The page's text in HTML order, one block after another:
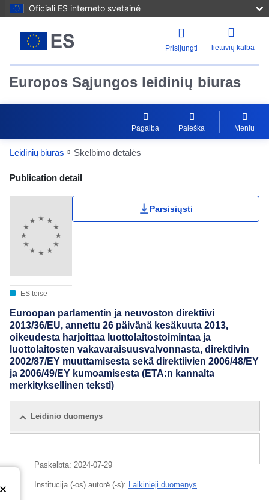
Oficiali ES interneto svetainė
Prisijungti lietuvių kalba
Europos Sąjungos leidinių biuras
Pagalba Paieška Meniu
Leidinių biuras Skelbimo detalės
Publication Detail Actions Portlet
Publication detail
ES teisė
Parsisiųsti
Euroopan parlamentin ja neuvoston direktiivi
2013/36/EU, annettu 26 päivänä kesäkuuta 2013,
oikeudesta harjoittaa luottolaitostoimintaa ja
luottolaitosten vakavaraisuusvalvonnasta, direktiivin
2002/87/EY muuttamisesta sekä direktiivien 2006/48/EY
ja 2006/49/EY kumoamisesta (ETA:n kannalta
merkityksellinen teksti)
Leidinio duomenys
Paskelbta: 2024-07-29
Institucija (-os) autorė (-s): Laikinieji duomenys